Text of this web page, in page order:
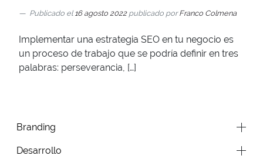
Publicado el 16 agosto 2022publicado por Franco Colmena
Implementar una estrategia SEO en tu negocio es
un proceso de trabajo que se podría definir en tres
palabras: perseverancia, […]
Branding
Desarrollo